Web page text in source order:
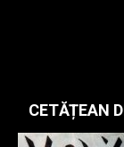
CETĂȚEAN